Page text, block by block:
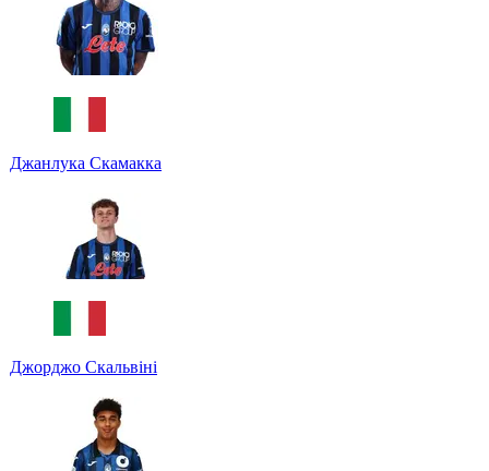
Джанлука Скамакка
Джорджо Скальвіні